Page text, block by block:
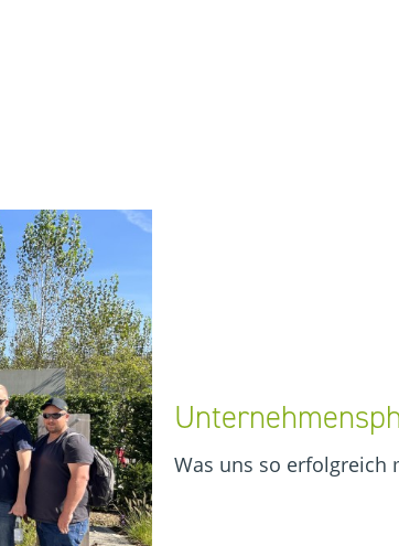
Was uns so erfolgreich